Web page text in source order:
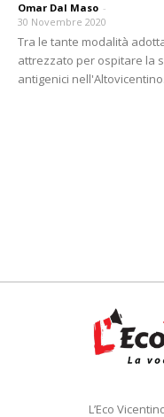
Omar Dal Maso -
30 Novembre 2020
Tra le tante modalità
attrezzato per ospitare la
antigenici
L’Eco